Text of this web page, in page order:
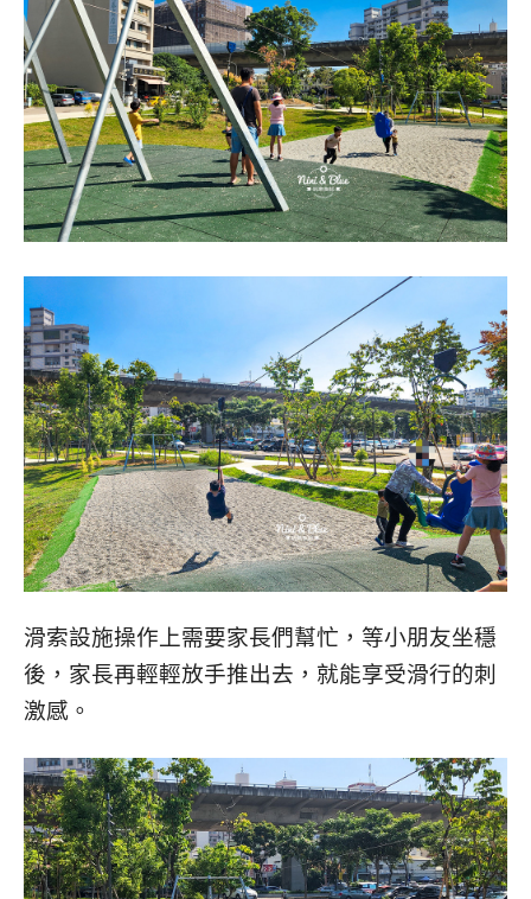
滑索設施操作上需要家長們幫忙，等小朋友坐穩
後，家長再輕輕放手推出去，就能享受滑行的刺
激感。